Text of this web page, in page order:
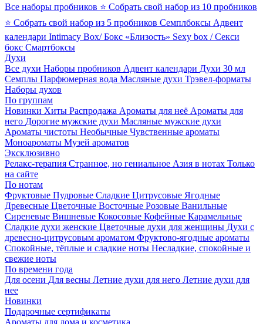
Все наборы пробников ⭐ Собрать свой набор из 10 пробников
⭐ Собрать свой набор из 5 пробников Семплбоксы Адвент
календари Intimacy Box/ Бокс «Близость» Sexy box / Секси
бокс Смартбоксы
Духи
Все духи Наборы пробников Адвент календари Духи 30 мл
Семплы Парфюмерная вода Масляные духи Трэвел-форматы
Наборы духов
По группам
Новинки Хиты Распродажа Ароматы для неё Ароматы для
него Дорогие мужские духи Масляные мужские духи
Ароматы чистоты Необычные Чувственные ароматы
Моноароматы Музей ароматов
Эксклюзивно
Релакс-терапия Странное, но гениальное Азия в нотах Только
на сайте
По нотам
Фруктовые Пудровые Сладкие Цитрусовые Ягодные
Древесные Цветочные Восточные Розовые Ванильные
Сиреневые Вишневые Кокосовые Кофейные Карамельные
Сладкие духи женские Цветочные духи для женщины Духи с
древесно-цитрусовым ароматом Фруктово-ягодные ароматы
Спокойные, тёплые и сладкие ноты Несладкие, спокойные и
свежие ноты
По времени года
Для осени Для весны Летние духи для него Летние духи для
нее
Новинки
Подарочные сертификаты
Ароматы для дома и косметика